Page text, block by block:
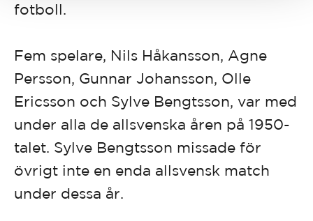
fotboll.
Fem spelare, Nils Håkansson, Agne
Persson, Gunnar Johansson, Olle
Ericsson och Sylve Bengtsson, var med
under alla de allsvenska åren på 1950-
talet. Sylve Bengtsson missade för
övrigt inte en enda allsvensk match
under dessa år.